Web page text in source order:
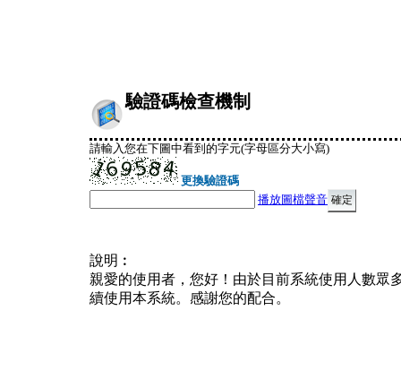
驗證碼檢查機制
請輸入您在下圖中看到的字元(字母區分大小寫)
更換驗證碼
播放圖檔聲音
說明︰
親愛的使用者，您好！由於目前系統使用人數眾
續使用本系統。感謝您的配合。